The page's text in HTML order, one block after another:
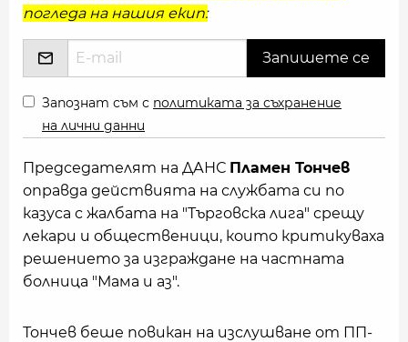
погледа на нашия екип:
Запознат съм с политиката за съхранение
на лични данни
Председателят на ДАНС Пламен Тончев
оправда действията на службата си по
казуса с жалбата на "Търговска лига" срещу
лекари и общественици, които критикуваха
решението за изграждане на частната
болница "Мама и аз".
Тончев беше повикан на изслушване от ПП-